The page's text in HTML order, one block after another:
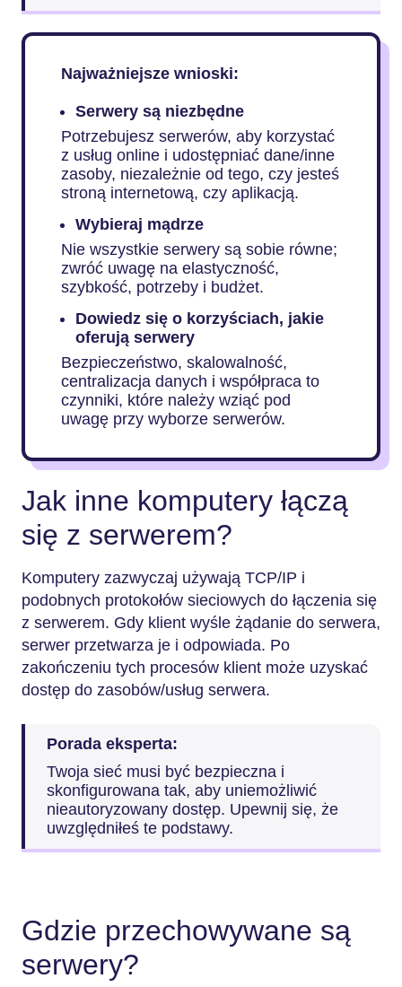
Najważniejsze wnioski:
Serwery są niezbędne
Potrzebujesz serwerów, aby korzystać
z usług online i udostępniać dane/inne
zasoby, niezależnie od tego, czy jesteś
stroną internetową, czy aplikacją.
Wybieraj mądrze
Nie wszystkie serwery są sobie równe;
zwróć uwagę na elastyczność,
szybkość, potrzeby i budżet.
Dowiedz się o korzyściach, jakie
oferują serwery
Bezpieczeństwo, skalowalność,
centralizacja danych i współpraca to
czynniki, które należy wziąć pod
uwagę przy wyborze serwerów.
Jak inne komputery łączą
się z serwerem?
Komputery zazwyczaj używają TCP/IP i
podobnych protokołów sieciowych do łączenia się
z serwerem. Gdy klient wyśle żądanie do serwera,
serwer przetwarza je i odpowiada. Po
zakończeniu tych procesów klient może uzyskać
dostęp do zasobów/usług serwera.
Porada eksperta:
Twoja sieć musi być bezpieczna i
skonfigurowana tak, aby uniemożliwić
nieautoryzowany dostęp. Upewnij się, że
uwzględniłeś te podstawy.
Gdzie przechowywane są
serwery?